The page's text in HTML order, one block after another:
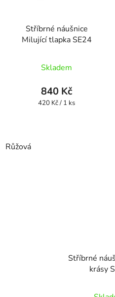
Stříbrné náušnice
Milující tlapka SE24
Skladem
840 Kč
Měrná
420 Kč / 1 ks
Růžová
Stříbrné
krásy